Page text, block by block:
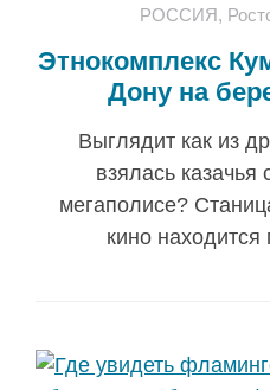
РОССИЯ,
Этнокомплекс
Дону на
Выглядит как из
взялась
мегаполисе?
кино